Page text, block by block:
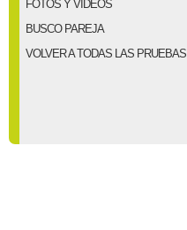
FOTOS Y VÍDEOS
BUSCO PAREJA
VOLVER A TODAS LAS PRUEBAS